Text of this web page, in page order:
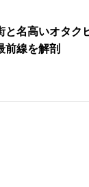
と名高いオタク
前線を解剖